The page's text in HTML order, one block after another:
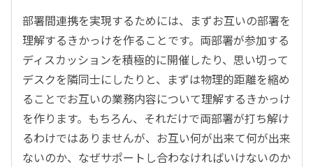
部署間連携を実現するためには、まずお互いの部署を
理解するきかっけを作ることです。両部署が参加する
ディスカッションを積極的に開催したり、思い切って
デスクを隣同士にしたりと、まずは物理的距離を縮め
ることでお互いの業務内容について理解するきかっけ
を作ります。もちろん、それだけで両部署が打ち解け
るわけではありませんが、お互い何が出来て何が出来
ないのか、なぜサポートし合わなければいけないのか